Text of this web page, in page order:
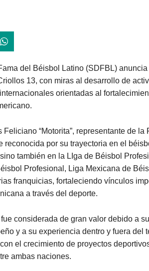
del Béisbol Latino (SDFBL)
13, con miras al desarrollo de
orientadas al
“Motorita”, representante de la
reconocida por su trayectoria en el
también en la LIga de Béisbol
Profesional, Liga Mexicana de
franquicias, fortaleciendo vínculos
a través del deporte.
considerada de gran valor debido a
y a su experiencia dentro y fuera del
el crecimiento de proyectos
ambas naciones.